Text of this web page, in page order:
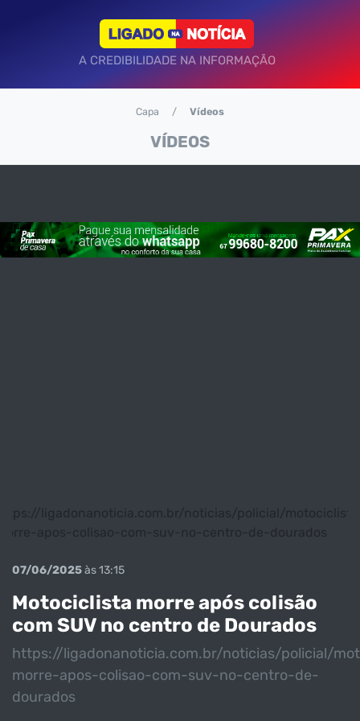
A CREDIBILIDADE NA INFORMAÇÃO
VÍDEOS
Capa Vídeos
ligadonanoticia.com.br/noticias/policial/
apos-colisao-com-suv-no-centro-de-dourados
07/06/2025às 13:15
Motociclista morre após colisão
com SUV no centro de Dourados
https://ligadonanoticia.com.br/noticias/policial/
morre-apos-colisao-com-suv-no-centro-de-
dourados